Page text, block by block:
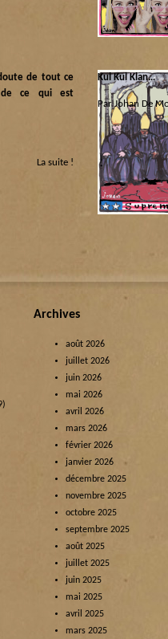
doute de tout ce
ce qui est
La suite !
Kul Kul Klan…
Par Johan De
Catégorie :
America ! America !
Archives
août 2026
juillet 2026
juin 2026
mai 2026
avril 2026
mars 2026
février 2026
janvier 2026
décembre 2025
novembre 2025
octobre 2025
septembre 2025
août 2025
juillet 2025
juin 2025
mai 2025
avril 2025
mars 2025